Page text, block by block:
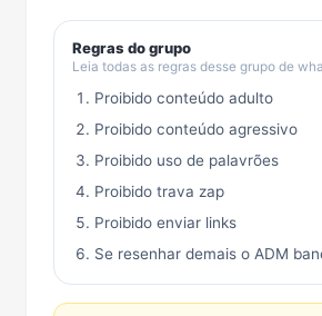
Regras do grupo
Leia todas as regras desse grupo de
Proibido conteúdo adulto
Proibido conteúdo agressivo
Proibido uso de palavrões
Proibido trava zap
Proibido enviar links
Se resenhar demais o ADM